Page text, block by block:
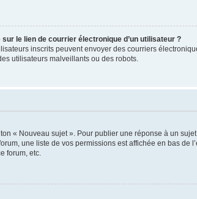
le lien de courrier électronique d’un utilisateur ?
inscrits peuvent envoyer des courriers
utilisateurs malveillants ou des robots.
« Nouveau sujet ». Pour publier une réponse à un
une liste de vos permissions est affichée en bas
forum, etc.